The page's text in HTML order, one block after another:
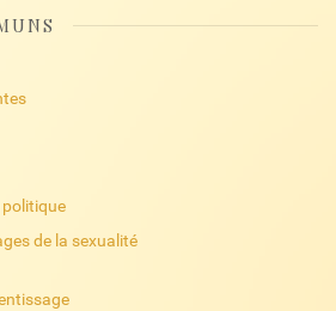
politique
de la sexualité